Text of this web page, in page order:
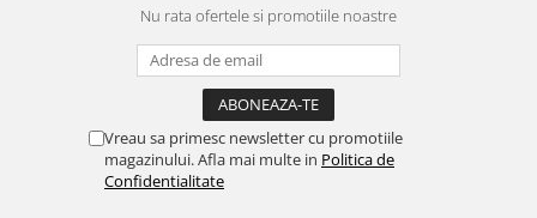
Nu rata ofertele si promotiile noastre
Vreau sa primesc newsletter cu promotiile
magazinului. Afla mai multe in Politica de
Confidentialitate